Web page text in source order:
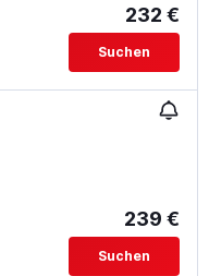
232 €
Suchen
239 €
Suchen